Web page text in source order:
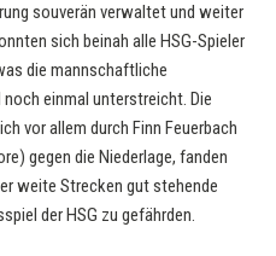
souverän verwaltet und weiter
sich beinah alle HSG-Spieler
die mannschaftliche
einmal unterstreicht. Die
vor allem durch Finn Feuerbach
gegen die Niederlage, fanden
weite Strecken gut stehende
der HSG zu gefährden.